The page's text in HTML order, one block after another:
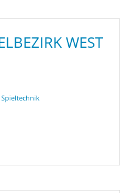
WEST
Spieltechnik